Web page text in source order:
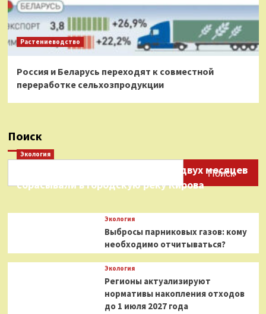
Растениеводство
Россия и Беларусь переходят к совместной
переработке сельхозпродукции
Поиск
Поиск
Экология
Нефтепродукты на протяжении двух месяцев
сбрасывали в городскую реку Кирова
Экология
Выбросы парниковых газов: кому
необходимо отчитываться?
Экология
Регионы актуализируют
нормативы накопления отходов
до 1 июля 2027 года